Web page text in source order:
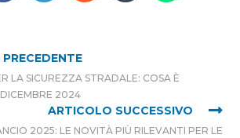
LA SICUREZZA STRADALE: COSA È
2024
ARTICOLO SUCCESSIVO
2025: LE NOVITÀ PIÙ RILEVANTI PER LE